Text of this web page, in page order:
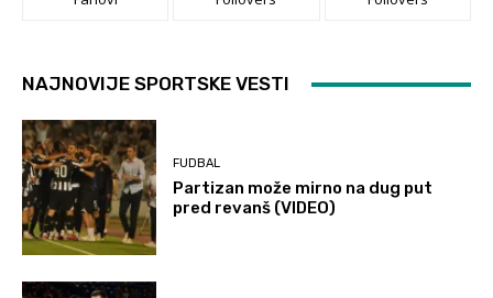
NAJNOVIJE SPORTSKE VESTI
FUDBAL
Partizan može mirno na dug put
pred revanš (VIDEO)